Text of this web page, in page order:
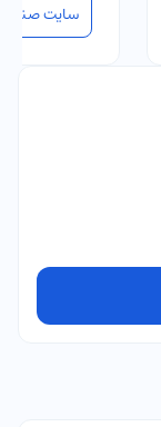
سایت